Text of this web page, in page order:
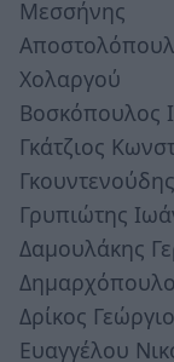
Μεσσήνης
Χολαργού
Βοσκόπουλος
Γκάτζιος
Γρυπιώτης
Δαμουλάκης
Δρίκος
Ευαγγέλου